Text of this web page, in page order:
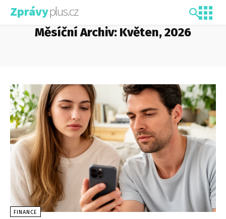
Zprávyplus.cz
Měsíční Archiv: Květen, 2026
FINANCE